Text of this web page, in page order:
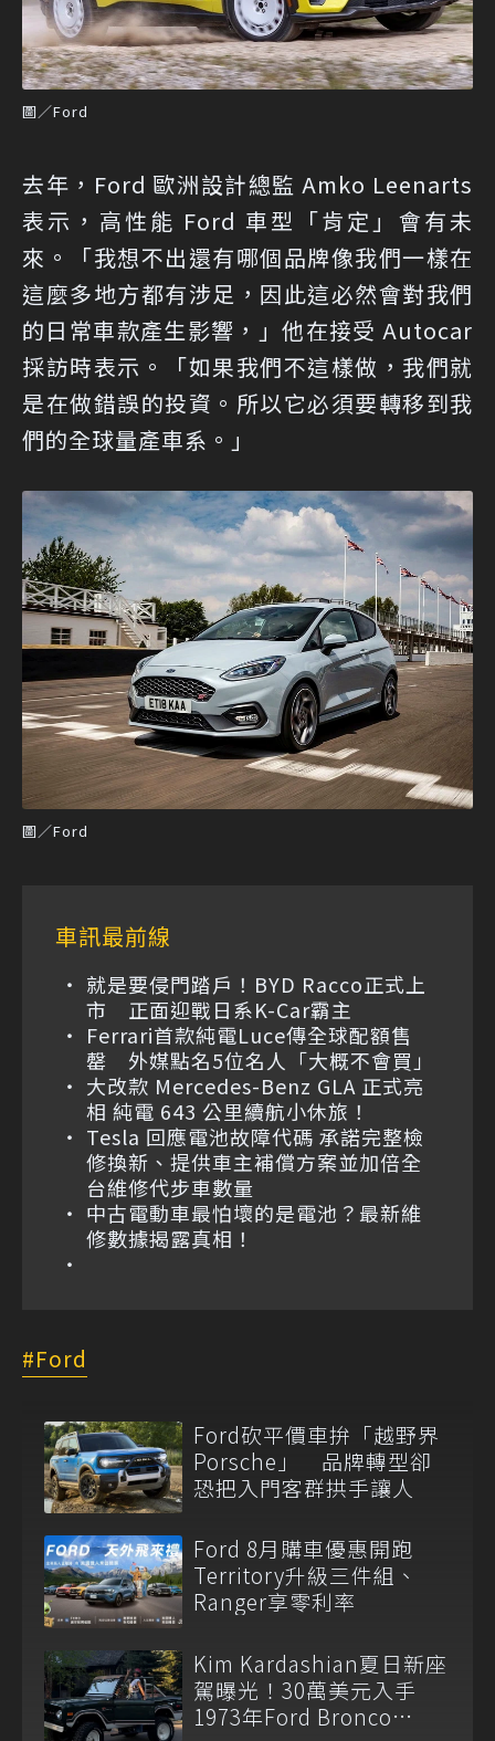
圖／Ford
去年，Ford 歐洲設計總監 Amko Leenarts
表示，高性能 Ford 車型「肯定」會有未
來。「我想不出還有哪個品牌像我們一樣在
這麼多地方都有涉足，因此這必然會對我們
的日常車款產生影響，」他在接受 Autocar
採訪時表示。「如果我們不這樣做，我們就
是在做錯誤的投資。所以它必須要轉移到我
們的全球量產車系。」
圖／Ford
車訊最前線
就是要侵門踏戶！BYD Racco正式上
市 正面迎戰日系K-Car霸主
Ferrari首款純電Luce傳全球配額售
罄 外媒點名5位名人「大概不會買」
大改款 Mercedes-Benz GLA 正式亮
相 純電 643 公里續航小休旅！
Tesla 回應電池故障代碼 承諾完整檢
修換新、提供車主補償方案並加倍全
台維修代步車數量
中古電動車最怕壞的是電池？最新維
修數據揭露真相！
Ford
Ford砍平價車拚「越野界
Porsche」 品牌轉型卻
恐把入門客群拱手讓人
Ford 8月購車優惠開跑
Territory升級三件組、
Ranger享零利率
Kim Kardashian夏日新座
駕曝光！30萬美元入手
1973年Ford Bronco